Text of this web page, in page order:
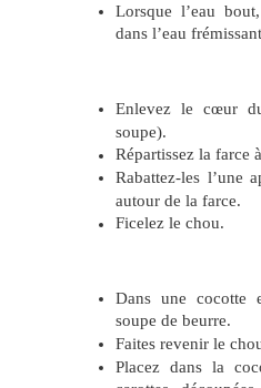
Lorsque l’eau
dans l’eau
Enlevez le cœur
soupe).
Répartissez la farce
Rabattez-les l’une
autour de la farce.
Ficelez le chou.
Dans une cocotte
soupe de beurre.
Faites revenir le
Placez dans la